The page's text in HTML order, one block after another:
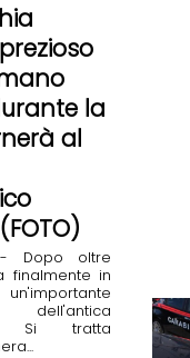
la
al
- Dopo oltre
finalmente in
dell'antica
Si tratta